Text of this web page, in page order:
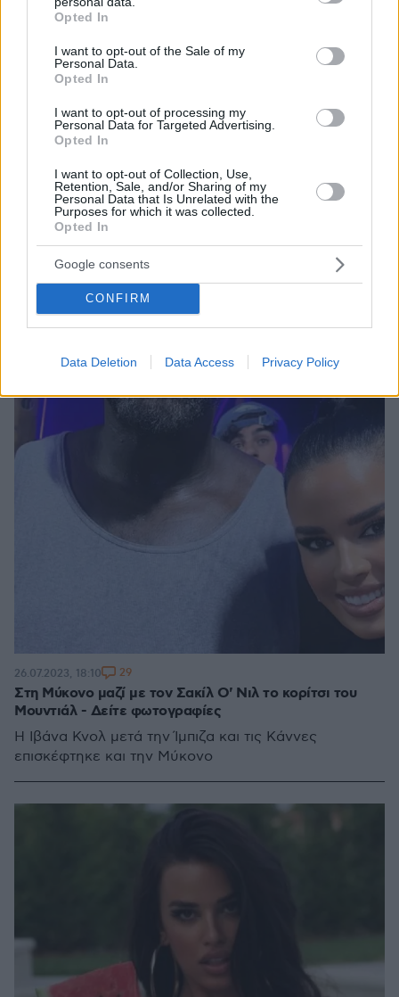
grant or deny consent to Google and its third-party tags to
use your data for below specified purposes in below Google
consent section.
Opted In
I want to opt-out of the Sale of my
Personal Data.
Opted In
I want to opt-out of processing my
Personal Data for Targeted Advertising.
Opted In
I want to opt-out of Collection, Use,
Retention, Sale, and/or Sharing of my
Personal Data that Is Unrelated with the
Purposes for which it was collected.
Opted In
Google consents
CONFIRM
Data Deletion Data Access Privacy Policy
Ενθουσιασμένο από τις διακοπές του στη Μύκονο το
κορίτσι του Μουντιάλ - Δείτε φωτογραφίες
Η πρώην Μις Κροατία δεν... χορταίνει το νησί του
Αιγαίου
Στη Μύκονο μαζί με τον Σακίλ Ο' Νιλ το κορίτσι του
Μουντιάλ - Δείτε φωτογραφίες
Η Ιβάνα Κνολ μετά την Ίμπιζα και τις Κάννες
επισκέφτηκε και την Μύκονο
26.07.2023, 18:10 29